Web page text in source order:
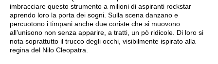
imbracciare questo strumento a milioni di aspiranti rockstar
aprendo loro la porta dei sogni. Sulla scena danzano e
percuotono i timpani anche due coriste che si muovono
all’unisono non senza apparire, a tratti, un pò ridicole. Di loro si
nota soprattutto il trucco degli occhi, visibilmente ispirato alla
regina del Nilo Cleopatra.